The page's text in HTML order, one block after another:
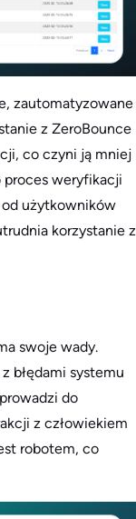
zautomatyzowane
z ZeroBounce
co czyni ją mniej
proces weryfikacji
użytkowników
korzystanie z
swoje wady.
błędami systemu
do
z człowiekiem
robotem, co